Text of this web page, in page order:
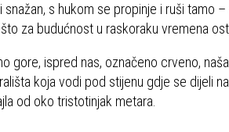
s hukom se propinje i ruši tamo –
za budućnost u raskoraku vremena
gore, ispred nas, označeno crveno,
koja vodi pod stijenu gdje se dijeli
od oko tristotinjak metara.